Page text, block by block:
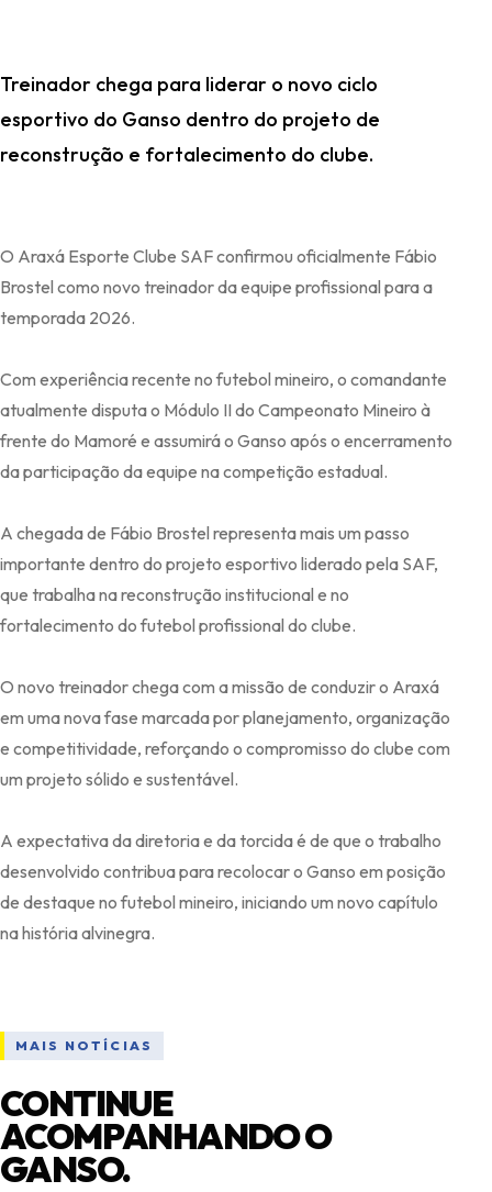
Treinador chega para liderar o novo ciclo
esportivo do Ganso dentro do projeto de
reconstrução e fortalecimento do clube.
O Araxá Esporte Clube SAF confirmou oficialmente Fábio
Brostel como novo treinador da equipe profissional para a
temporada 2026.
Com experiência recente no futebol mineiro, o comandante
atualmente disputa o Módulo II do Campeonato Mineiro à
frente do Mamoré e assumirá o Ganso após o encerramento
da participação da equipe na competição estadual.
A chegada de Fábio Brostel representa mais um passo
importante dentro do projeto esportivo liderado pela SAF,
que trabalha na reconstrução institucional e no
fortalecimento do futebol profissional do clube.
O novo treinador chega com a missão de conduzir o Araxá
em uma nova fase marcada por planejamento, organização
e competitividade, reforçando o compromisso do clube com
um projeto sólido e sustentável.
A expectativa da diretoria e da torcida é de que o trabalho
desenvolvido contribua para recolocar o Ganso em posição
de destaque no futebol mineiro, iniciando um novo capítulo
MAIS NOTÍCIAS
CONTINUE
ACOMPANHANDO O
GANSO.